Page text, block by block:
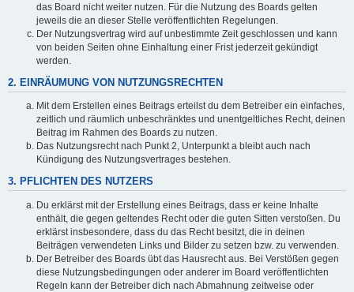
das Board nicht weiter nutzen. Für die Nutzung des Boards gelten
jeweils die an dieser Stelle veröffentlichten Regelungen.
Der Nutzungsvertrag wird auf unbestimmte Zeit geschlossen und kann
von beiden Seiten ohne Einhaltung einer Frist jederzeit gekündigt
werden.
2. EINRÄUMUNG VON NUTZUNGSRECHTEN
Mit dem Erstellen eines Beitrags erteilst du dem Betreiber ein einfaches,
zeitlich und räumlich unbeschränktes und unentgeltliches Recht, deinen
Beitrag im Rahmen des Boards zu nutzen.
Das Nutzungsrecht nach Punkt 2, Unterpunkt a bleibt auch nach
Kündigung des Nutzungsvertrages bestehen.
3. PFLICHTEN DES NUTZERS
Du erklärst mit der Erstellung eines Beitrags, dass er keine Inhalte
enthält, die gegen geltendes Recht oder die guten Sitten verstoßen. Du
erklärst insbesondere, dass du das Recht besitzt, die in deinen
Beiträgen verwendeten Links und Bilder zu setzen bzw. zu verwenden.
Der Betreiber des Boards übt das Hausrecht aus. Bei Verstößen gegen
diese Nutzungsbedingungen oder anderer im Board veröffentlichten
Regeln kann der Betreiber dich nach Abmahnung zeitweise oder